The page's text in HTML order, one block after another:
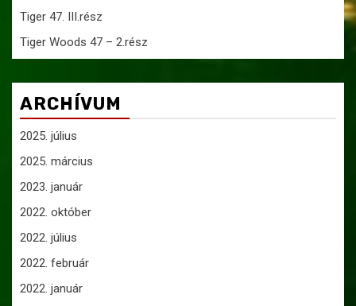
Tiger 47. III.rész
Tiger Woods 47 – 2.rész
ARCHÍVUM
2025. július
2025. március
2023. január
2022. október
2022. július
2022. február
2022. január